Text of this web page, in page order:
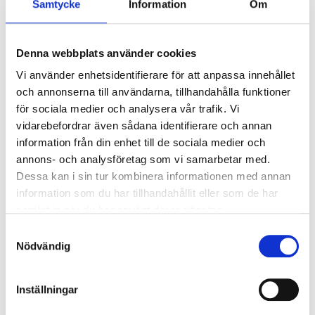
Samtycke Information Om
Denna webbplats använder cookies
Vi använder enhetsidentifierare för att anpassa innehållet
och annonserna till användarna, tillhandahålla funktioner
för sociala medier och analysera vår trafik. Vi
vidarebefordrar även sådana identifierare och annan
information från din enhet till de sociala medier och
annons- och analysföretag som vi samarbetar med.
Dessa kan i sin tur kombinera informationen med annan
information som du har tillhandahållit eller som de har
Nödvändig
Inställningar
Ljusstyrning
Sensor:
Mikrovågssensor
Nödljus
Nödljus: Nej
Anslutning
Dubbla införingshål på armaturens baksida
centrum. 230V reläutgång från sensorn för